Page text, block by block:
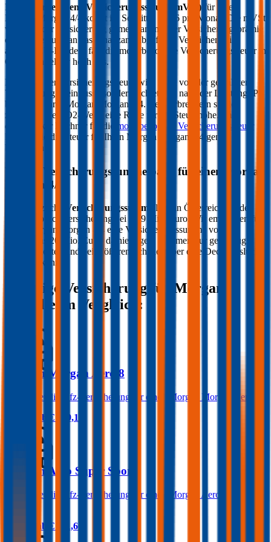
Die motorbezogene Versicherungssteuer (mVSt) für einen
Morgan
Morgan 4/4 kostet im Schnitt € 39,56 pro Monat. Die mVSt
wird von der Versicherung gemeinsam mit der Versicherungsprämie
eingehoben und an das Finanzamt abgeführt. Verglichen mit
anderen EU-Ländern fällt die motorbezogene Versicherungssteuer in
Österreich relativ hoch aus.
Die Höhe der Versicherungssteuer wird nicht von der gewählten
Versicherung beeinflusst, sondern richtet sich nach der Leistung (PS
bzw. kW) Ihres
Morgan Morgan 4/4. Bei Verbrennern spielen
zusätzlich die CO2-Werte eine Rolle für die Steuerhöhe. Im
durchblicker Rechner für die
motorbezogene Versicherungssteuer
können Sie die Steuer für Ihren Morgan Morgan 4/4 genau
berechnen.
Welche Versicherungssumme passt für einen
Morgan
Morgan 4/4
Die gesetzliche Versicherungssumme liegt in Österreich bei der
Kfz-Haftpflichtversicherung bei 7,79 Mio. Euro. Wir empfehlen für
Morgan Morgan 4/4 eine Versicherungssumme von
mindestens 20 Mio. Euro, da niedrigere Summen nur geringfügig
weniger kosten und bei größeren Schäden aber eine Deckungslücke
auftreten könnte.
Günstige Versicherung für
Morgan
Modelle im Vergleich:
Morgan Morgan Aero 8
Was kostet die Kfz-Versicherung für einen Morgan Morgan Aero 8?
Prämie ab
€ 219,16
Morgan Aero Super Sports
Was kostet die Kfz-Versicherung für einen Morgan Aero Super
Prämie ab
€ 311,60